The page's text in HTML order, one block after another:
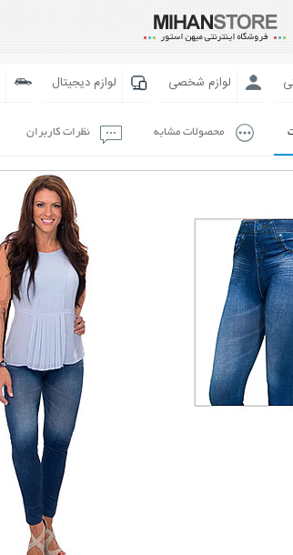
لوازم شخصی لوازم دیجیتال
محصولات مشابه نظرات کاربران